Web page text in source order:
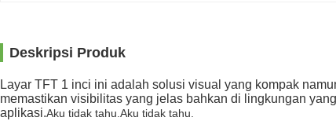
Deskripsi Produk
Layar TFT 1 inci ini adalah solusi visual yang kompak
memastikan visibilitas yang jelas bahkan di lingkungan
aplikasi.Aku tidak tahu. Aku tidak tahu.